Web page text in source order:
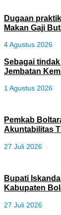
Dugaan
Makan Gaji
4 Agustus 2026
Sebagai
Jembatan
1 Agustus 2026
Pemkab
Akuntabilitas
27 Juli 2026
Bupati
Kabupaten
27 Juli 2026